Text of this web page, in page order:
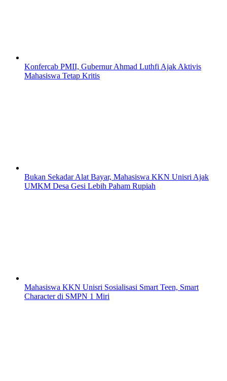
Konfercab PMII, Gubernur Ahmad Luthfi Ajak Aktivis
Mahasiswa Tetap Kritis
Bukan Sekadar Alat Bayar, Mahasiswa KKN Unisri Ajak
UMKM Desa Gesi Lebih Paham Rupiah
Mahasiswa KKN Unisri Sosialisasi Smart Teen, Smart
Character di SMPN 1 Miri